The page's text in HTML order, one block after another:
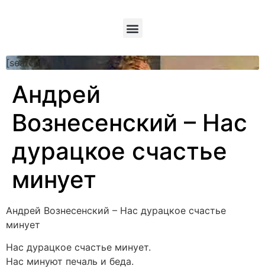
[searchform]
Андрей
Вознесенский – Нас
дурацкое счастье
минует
Андрей Вознесенский – Нас дурацкое счастье
минует
Нас дурацкое счастье минует.
Нас минуют печаль и беда.